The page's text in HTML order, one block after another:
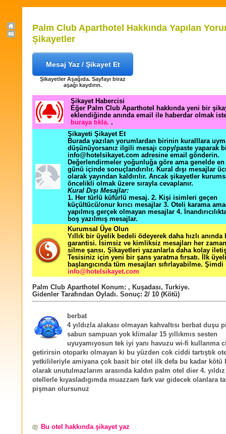
Palm Club Aparthotel Hakkında Yapılan
Şikayetler
Mesaj Yaz / Şikayet Et
Şikayetler Aşağıda. Sayfayı biraz
aşağı kaydırın.
Şikayet Habercisi
Eğer Palm Club Aparthotel hakkında yeni bir
eklendiğinde anında email ile haberdar olmak
buraya tıkla. .
Şikayeti Şikayet Et
Burada yazılan yorumlardan birinin kuralllara
düşünüyorsanız ilgili mesajı copy/paste yaparak
info@hotelsikayet.com adresine email gönderin.
Değerlendirmeler yoğunluğa göre ama genelde
günü içinde sonuçlandırılır. Kural dışı mesajlar
olarak yayından kaldırılır. Ancak şikayetler
öncelikli olmak üzere sırayla cevaplanır.
Kural Dışı Mesajlar:
1. Her türlü küfürlü mesaj. 2. Kişi isimleri geçen
küçültücü/onur kırıcı mesajlar 3. Oteli karama
yapılmış gerçek olmayan mesajlar 4.
boş yazılmış mesajlar.
Kurumsal Üye Olun
Yıllık bir üyelik bedeli ödeyerek daha hızlı
garantisi. İsimsiz ve kimliksiz mesajları her zaman
silme şansı. Şikayetleri yazanlarla daha kolay
Tesisiniz için yeni bir şans yaratma fırsatı. İlk
başlangıcında tüm mesajları sıfırlayabilme. Şimdi
info@hotelsikayet.com
Palm Club Aparthotel Konum: , Kuşadası, Turkiye.
Gidenler Tarafından Oyladı. Sonuç: 2/ 10 (Kötü)
berbat
4 yıldızla alakası olmayan kahvaltısı berbat duşu
sabun sampuan yok klimalar 15 yıllıkmıs sesten
uyuyamıyosun tek iyi yanı havuzu wi-fi kullanma
getirirsin otoparkı olmayan ki bu yüzden cok ciddi tartıştık
yetkilileriyle amiyana çok basit bir otel ilk defa bu kadar kötü
olarak unutulmazlarım arasında kaldın palm otel dier 4. yıldız
otellerle kıyasladıgımda muazzam fark var gidecek olanlara
pişman olursunuz
Bu otel hakkında şikayet yaz